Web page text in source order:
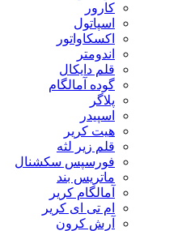
کارور
اسپاتول
اکسکاواتور
اندومتر
قلم دایکال
گوده آمالگام
پلاگر
اسپیدر
هیت کریر
قلم زیر لثه
فورسپس سکشنال
ماتریس بند
آمالگام کریر
ام تی ای کریر
آرش کرون